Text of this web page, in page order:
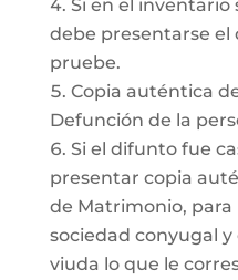
Si en el inventario
debe presentarse
pruebe.
Copia auténtica
Defunción de la
Si el difunto fue
presentar copia
de Matrimonio,
sociedad conyugal
viuda lo que le